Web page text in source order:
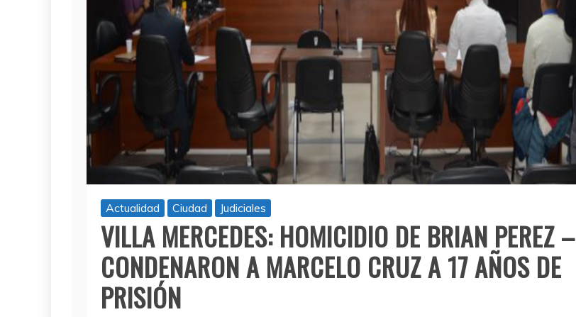
Actualidad Ciudad Judiciales
VILLA MERCEDES: HOMICIDIO DE BRIAN PEREZ –
CONDENARON A MARCELO CRUZ A 17 AÑOS DE
PRISIÓN